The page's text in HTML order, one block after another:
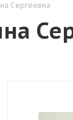
Сергеевна